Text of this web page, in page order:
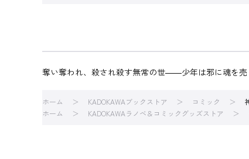
奪い奪われ、殺され殺す無常の世――少年は邪に魂を売
ホーム KADOKAWAブックストア コミック
ホーム
KADOKAWAラノベ＆コミックグッズストア